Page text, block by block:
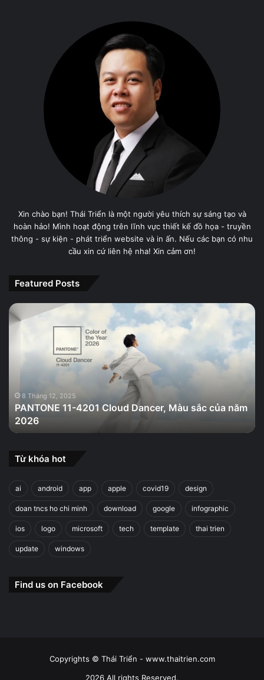
Xin chào bạn! Thái Triển là một người yêu thích sự sáng tạo và
hoàn hảo! Mình hoạt động trên lĩnh vực thiết kế đồ họa - truyền
thông - sự kiện - phát triển website và in ấn. Nếu các bạn có nhu
cầu xin cứ liên hệ nha! Xin cảm ơn!
Featured Posts
PANTONE
11-
Màu
của
năm
2026
8 Tháng 12, 2025
PANTONE 11-4201 Cloud Dancer, Màu sắc của năm
2026
Từ khóa hot
ai android app apple covid19 design
doan tncs ho chi minh download google infographic
ios logo microsoft tech template thai trien
update windows
Find us on Facebook
Copyrights © Thái Triển - www.thaitrien.com
2026 All rights Reserved.